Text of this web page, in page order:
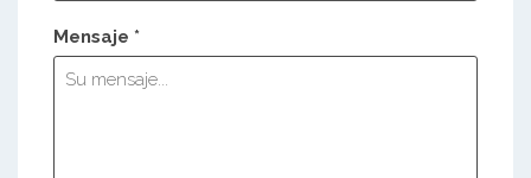
Mensaje *